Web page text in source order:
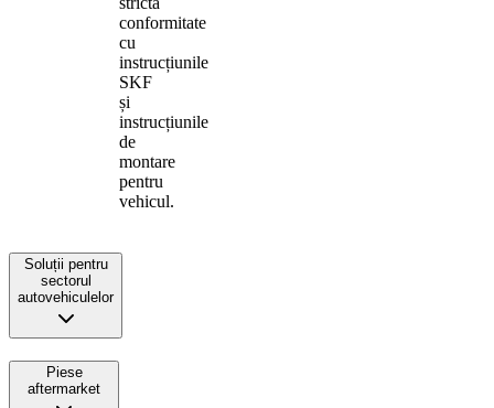
conformitate
cu
instrucțiunile
SKF
și
instrucțiunile
de
montare
pentru
vehicul.
Soluții pentru
sectorul
autovehiculelor
Piese
aftermarket